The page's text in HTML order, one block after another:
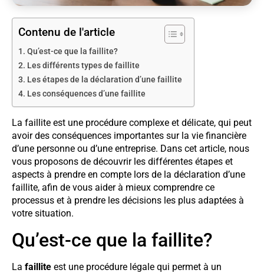
Contenu de l'article
Qu’est-ce que la faillite?
Les différents types de faillite
Les étapes de la déclaration d’une faillite
Les conséquences d’une faillite
La faillite est une procédure complexe et délicate, qui peut
avoir des conséquences importantes sur la vie financière
d’une personne ou d’une entreprise. Dans cet article, nous
vous proposons de découvrir les différentes étapes et
aspects à prendre en compte lors de la déclaration d’une
faillite, afin de vous aider à mieux comprendre ce
processus et à prendre les décisions les plus adaptées à
votre situation.
Qu’est-ce que la faillite?
La faillite est une procédure légale qui permet à un